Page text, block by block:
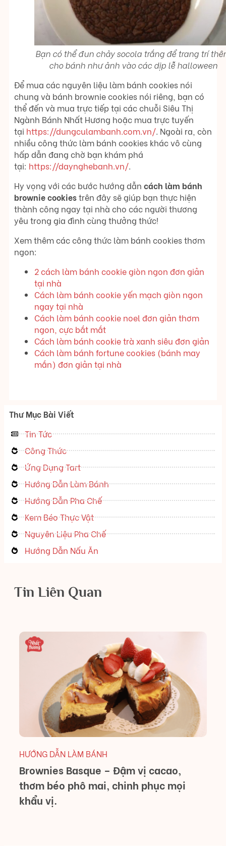
Bạn có thể đun chảy socola trắng để trang trí
cho bánh như ảnh vào các dịp lễ halloween
Để mua các nguyên liệu làm bánh cookies nói
chung và bánh brownie cookies nói riêng, bạn có
thể đến và mua trực tiếp tại các chuỗi Siêu Thị
Ngành Bánh Nhất Hương hoặc mua trực tuyến
tại https://dungculambanh.com.vn/. Ngoài ra, còn
nhiều công thức làm bánh cookies khác vô cùng
hấp dẫn đang chờ bạn khám phá
tại: https://daynghebanh.vn/.
Hy vọng với các bước hướng dẫn cách làm bánh
brownie cookiestrên đây sẽ giúp bạn thực hiện
thành công ngay tại nhà cho các người thương
yêu trong gia đình cùng thưởng thức!
Xem thêm các công thức làm bánh cookies thơm
ngon:
2 cách làm bánh cookie giòn ngon đơn giản
tại nhà
Cách làm bánh cookie yến mạch giòn ngon
ngay tại nhà
Cách làm bánh cookie noel đơn giản thơm
ngon, cực bắt mắt
Cách làm bánh cookie trà xanh siêu đơn giản
Cách làm bánh fortune cookies (bánh may
mắn) đơn giản tại nhà
Thư Mục Bài Viết
Tin Tức
Công Thức
Ứng Dụng Tart
Hướng Dẫn Làm Bánh
Hướng Dẫn Pha Chế
Kem Béo Thực Vật
Nguyên Liệu Pha Chế
Hướng Dẫn Nấu Ăn
Tin Liên Quan
HƯỚNG DẪN LÀM BÁNH
Brownies Basque – Đậm vị cacao,
thơm béo phô mai, chinh phục mọi
khẩu vị.